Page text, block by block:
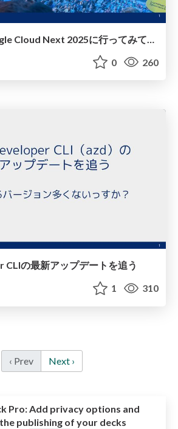
0 260
の最新アップデートを追う
1 310
‹ Prev Next ›
Pro:Add privacy options and
publishing of your decks